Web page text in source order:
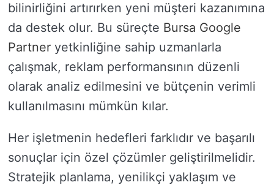
bilinirliğini artırırken yeni müşteri kazanımına
da destek olur. Bu süreçte Bursa Google
Partner yetkinliğine sahip uzmanlarla
çalışmak, reklam performansının düzenli
olarak analiz edilmesini ve bütçenin verimli
kullanılmasını mümkün kılar.
Her işletmenin hedefleri farklıdır ve başarılı
sonuçlar için özel çözümler geliştirilmelidir.
Stratejik planlama, yenilikçi yaklaşım ve